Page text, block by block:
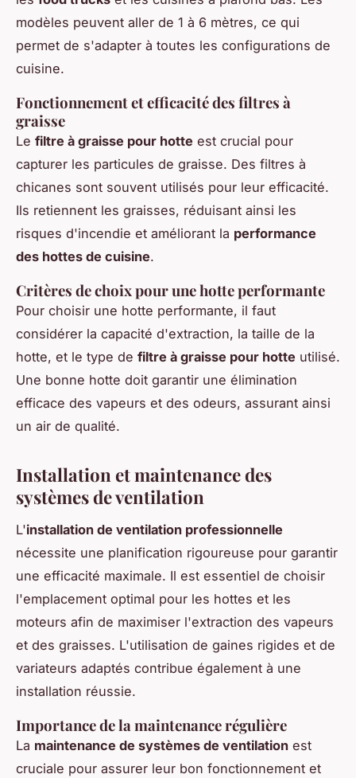
modèles peuvent aller de 1 à 6 mètres, ce qui
permet de s'adapter à toutes les configurations de
cuisine.
Fonctionnement et efficacité des filtres à
graisse
Le filtre à graisse pour hotte est crucial pour
capturer les particules de graisse. Des filtres à
chicanes sont souvent utilisés pour leur efficacité.
Ils retiennent les graisses, réduisant ainsi les
risques d'incendie et améliorant la performance
des hottes de cuisine.
Critères de choix pour une hotte performante
Pour choisir une hotte performante, il faut
considérer la capacité d'extraction, la taille de la
hotte, et le type de filtre à graisse pour hotte utilisé.
Une bonne hotte doit garantir une élimination
efficace des vapeurs et des odeurs, assurant ainsi
un air de qualité.
Installation et maintenance des
systèmes de ventilation
L'installation de ventilation professionnelle
nécessite une planification rigoureuse pour garantir
une efficacité maximale. Il est essentiel de choisir
l'emplacement optimal pour les hottes et les
moteurs afin de maximiser l'extraction des vapeurs
et des graisses. L'utilisation de gaines rigides et de
variateurs adaptés contribue également à une
installation réussie.
Importance de la maintenance régulière
La maintenance de systèmes de ventilation est
cruciale pour assurer leur bon fonctionnement et